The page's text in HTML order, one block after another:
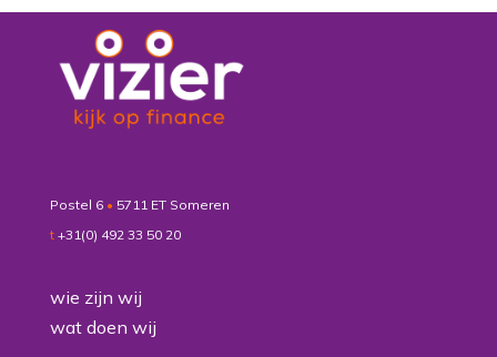
Postel 6 • 5711 ET Someren
t +31(0) 492 33 50 20
wie zijn wij
wat doen wij